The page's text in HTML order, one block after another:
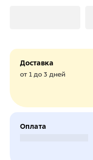
Доставка
от 1 до 3 дней
Оплата